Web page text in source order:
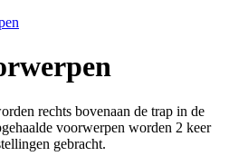
rechts bovenaan de trap in de
voorwerpen worden 2 keer
gebracht.